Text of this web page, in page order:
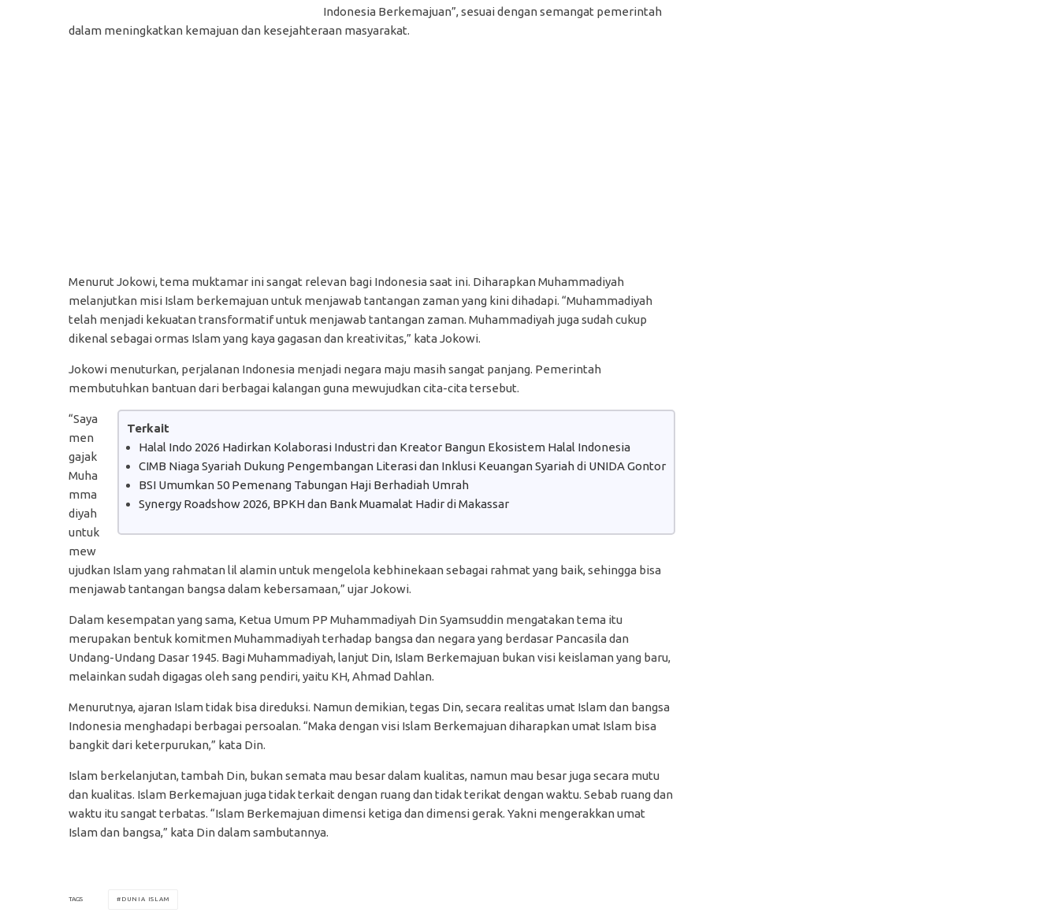
Indonesia Berkemajuan”, sesuai dengan semangat pemerintah
dalam meningkatkan kemajuan dan kesejahteraan masyarakat.
Menurut Jokowi, tema muktamar ini sangat relevan bagi Indonesia saat ini. Diharapkan Muhammadiyah
melanjutkan misi Islam berkemajuan untuk menjawab tantangan zaman yang kini dihadapi. “Muhammadiyah
telah menjadi kekuatan transformatif untuk menjawab tantangan zaman. Muhammadiyah juga sudah cukup
dikenal sebagai ormas Islam yang kaya gagasan dan kreativitas,” kata Jokowi.
Jokowi menuturkan, perjalanan Indonesia menjadi negara maju masih sangat panjang. Pemerintah
membutuhkan bantuan dari berbagai kalangan guna mewujudkan cita-cita tersebut.
Terkait
Halal Indo 2026 Hadirkan Kolaborasi Industri dan Kreator Bangun Ekosistem Halal Indonesia
CIMB Niaga Syariah Dukung Pengembangan Literasi dan Inklusi Keuangan Syariah di UNIDA Gontor
BSI Umumkan 50 Pemenang Tabungan Haji Berhadiah Umrah
Synergy Roadshow 2026, BPKH dan Bank Muamalat Hadir di Makassar
“Saya
men
gajak
Muha
mma
diyah
untuk
mew
ujudkan Islam yang rahmatan lil alamin untuk mengelola kebhinekaan sebagai rahmat yang baik, sehingga bisa
menjawab tantangan bangsa dalam kebersamaan,” ujar Jokowi.
Dalam kesempatan yang sama, Ketua Umum PP Muhammadiyah Din Syamsuddin mengatakan tema itu
merupakan bentuk komitmen Muhammadiyah terhadap bangsa dan negara yang berdasar Pancasila dan
Undang-Undang Dasar 1945. Bagi Muhammadiyah, lanjut Din, Islam Berkemajuan bukan visi keislaman yang baru,
melainkan sudah digagas oleh sang pendiri, yaitu KH, Ahmad Dahlan.
Menurutnya, ajaran Islam tidak bisa direduksi. Namun demikian, tegas Din, secara realitas umat Islam dan bangsa
Indonesia menghadapi berbagai persoalan. “Maka dengan visi Islam Berkemajuan diharapkan umat Islam bisa
bangkit dari keterpurukan,” kata Din.
Islam berkelanjutan, tambah Din, bukan semata mau besar dalam kualitas, namun mau besar juga secara mutu
dan kualitas. Islam Berkemajuan juga tidak terkait dengan ruang dan tidak terikat dengan waktu. Sebab ruang dan
waktu itu sangat terbatas. “Islam Berkemajuan dimensi ketiga dan dimensi gerak. Yakni mengerakkan umat
Islam dan bangsa,” kata Din dalam sambutannya.
TAGS DUNIA ISLAM